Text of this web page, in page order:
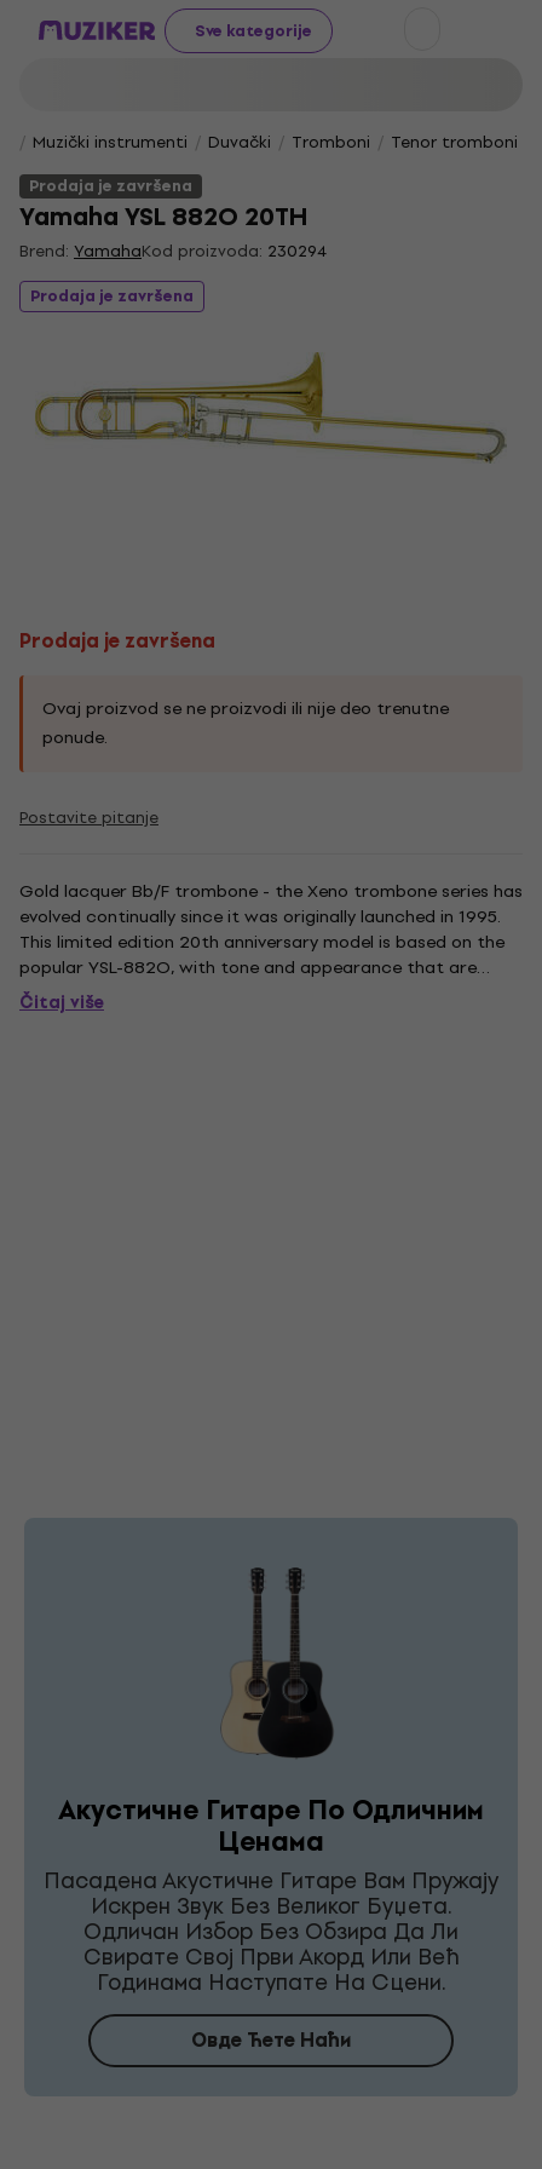
Sve kategorije
Muzički instrumenti Duvački Tromboni
Tenor tromboni
Prodaja je završena
Yamaha YSL 882O 20TH
Brend: YamahaKod proizvoda: 230294
Prodaja je završena
Prodaja je završena
Ovaj proizvod se ne proizvodi ili nije deo trenutne
ponude.
Postavite pitanje
Gold lacquer Bb/F trombone - the Xeno trombone series has
evolved continually since it was originally launched in 1995.
This limited edition 20th anniversary model is based on the
popular YSL-882O, with tone and appearance that are
eminently suitable for the occasion.
Čitaj više
Акустичне Гитаре По Одличним
Ценама
Пасадена Акустичне Гитаре Вам Пружају
Искрен Звук Без Великог Буџета.
Одличан Избор Без Обзира Да Ли
Свирате Свој Први Акорд Или Већ
Годинама Наступате На Сцени.
Овде Ћете Наћи